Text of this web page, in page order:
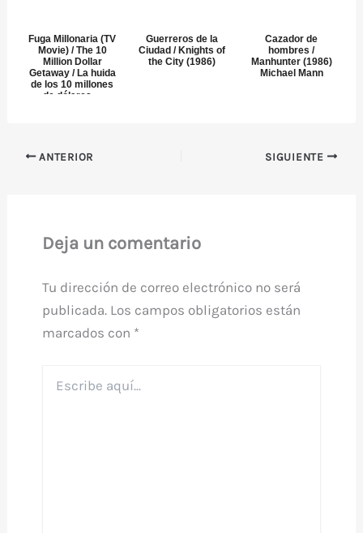
Fuga Millonaria (TV
Movie) / The 10
Million Dollar
Getaway / La huida
de los 10 millones
de dólares ...
Guerreros de la
Ciudad / Knights of
the City (1986)
Cazador de
hombres /
Manhunter (1986)
Michael Mann
ANTERIOR SIGUIENTE
Deja un comentario
Tu dirección de correo electrónico no será
publicada. Los campos obligatorios están
marcados con *
aquí...